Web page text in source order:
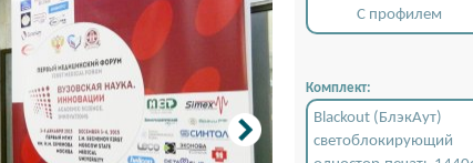
С профилем
Комплект:
Blackout (БлэкАут)
светоблокирующий